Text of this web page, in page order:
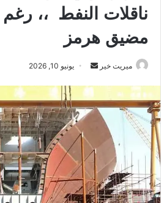
ناقلات النفط ،، رغم
مضيق هرمز
ميريت خير
س
ل
ر
ي
ا
إ
يونيو 10, 2026